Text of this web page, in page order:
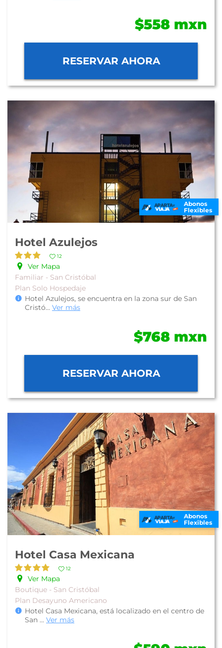
$558 mxn
RESERVAR AHORA
Abonos
Flexibles
Hotel Azulejos
12
Ver Mapa
Familiar - San Cristóbal
Plan Solo Hospedaje
Hotel Azulejos, se encuentra en la zona sur de San
Cristó... Ver más
$768 mxn
RESERVAR AHORA
Abonos
Flexibles
Hotel Casa Mexicana
12
Ver Mapa
Boutique - San Cristóbal
Plan Desayuno Americano
Hotel Casa Mexicana, está localizado en el centro de
San ... Ver más